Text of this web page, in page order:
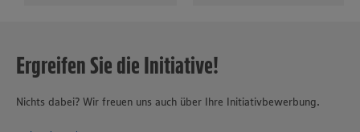
Ergreifen Sie die Initiative!
Nichts dabei? Wir freuen uns auch über Ihre Initiativbewerbung.